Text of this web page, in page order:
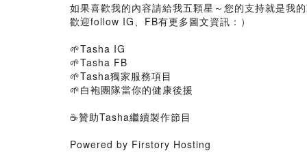
如果喜歡我的內容請給我五顆星～您的支持就是我
歡迎follow IG、FB有更多圖文資訊：）
🌱Tasha IG
🌱Tasha FB
🌱Tasha獨家服務項目
🌱白袍團隊當你的健康後援
☕️贊助Tasha繼續製作節目
Powered by Firstory Hosting